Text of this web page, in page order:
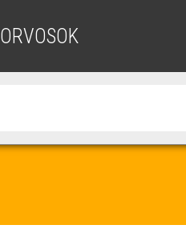
ORVOSOK